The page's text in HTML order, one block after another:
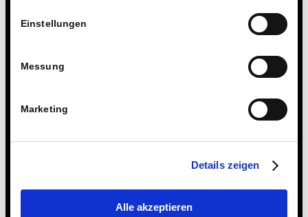
Einstellungen
Messung
Marketing
Details zeigen
Alle akzeptieren